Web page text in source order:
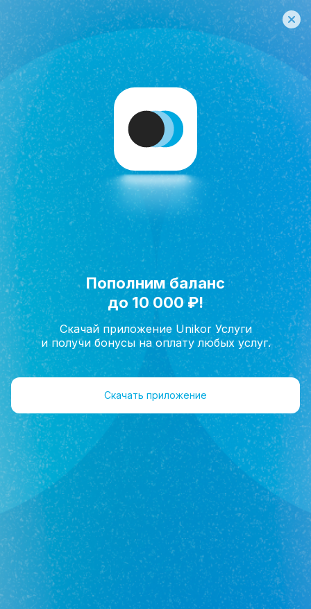
Исполнить мечту!
Главная
Купить квартиру в новостройке в
Краснодарском крае
Не нашли подходящую квартиру на сайте?
Больше вариантов у нас в базе. Звоните, и мы
подберем то, что нужно именно вам.
Фильтр На карте
0 квартир По умолчанию
Пополним баланс
до 10 000 ₽!
Скачай приложение Unikor Услуги
и получи бонусы на оплату любых услуг.
Скачать приложение